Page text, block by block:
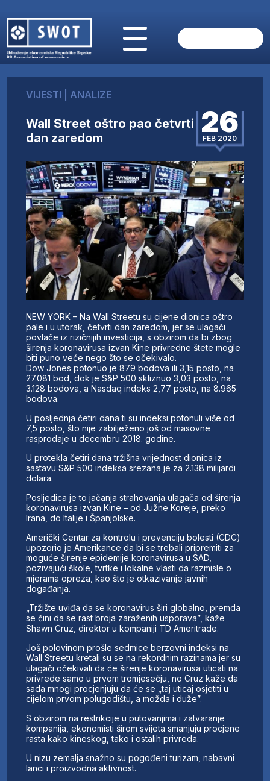
O NAMA
AKTUELNO
ANALIZE
FINANSIJE
IZ STRANIH MEDIJA
AKTIVNOSTI
SWOT INTERVJU
UČLANI SE
KONTAKT
VIJESTI ANALIZE
Wall Street oštro pao četvrti
dan zaredom
26
FEB 2020
NEW YORK – Na Wall Streetu su cijene dionica oštro
pale i u utorak, četvrti dan zaredom, jer se ulagači
povlače iz rizičnijih investicija, s obzirom da bi zbog
širenja koronavirusa izvan Kine privredne štete mogle
biti puno veće nego što se očekivalo.
Dow Jones potonuo je 879 bodova ili 3,15 posto, na
27.081 bod, dok je S&P 500 skliznuo 3,03 posto, na
3.128 bodova, a Nasdaq indeks 2,77 posto, na 8.965
bodova.
U posljednja četiri dana ti su indeksi potonuli više od
7,5 posto, što nije zabilježeno još od masovne
rasprodaje u decembru 2018. godine.
U protekla četiri dana tržišna vrijednost dionica iz
sastavu S&P 500 indeksa srezana je za 2.138 milijardi
dolara.
Posljedica je to jačanja strahovanja ulagača od širenja
koronavirusa izvan Kine – od Južne Koreje, preko
Irana, do Italije i Španjolske.
Američki Centar za kontrolu i prevenciju bolesti (CDC)
upozorio je Amerikance da bi se trebali pripremiti za
moguće širenje epidemije koronavirusa u SAD,
pozivajući škole, tvrtke i lokalne vlasti da razmisle o
mjerama opreza, kao što je otkazivanje javnih
događanja.
„Tržište uviđa da se koronavirus širi globalno, premda
se čini da se rast broja zaraženih usporava”, kaže
Shawn Cruz, direktor u kompaniji TD Ameritrade.
Još polovinom prošle sedmice berzovni indeksi na
Wall Streetu kretali su se na rekordnim razinama jer su
ulagači očekivali da će širenje koronavirusa uticati na
privrede samo u prvom tromjesečju, no Cruz kaže da
sada mnogi procjenjuju da će se „taj uticaj osjetiti u
cijelom prvom polugodištu, a možda i duže”.
S obzirom na restrikcije u putovanjima i zatvaranje
kompanija, ekonomisti širom svijeta smanjuju procjene
rasta kako kineskog, tako i ostalih privreda.
U nizu zemalja snažno su pogođeni turizam, nabavni
lanci i proizvodna aktivnost.